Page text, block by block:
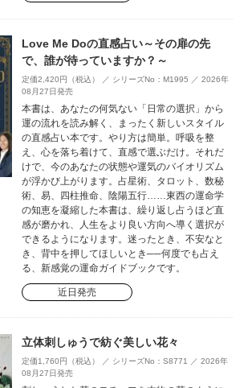
Love Me Doの直感占い～その扉の先
で、誰が待っていますか？～
定価2,420円（税込） ／ シリーズNo：M1995 ／ 2026年
08月27日発売
本書は、あなたの何気ない「日常の選択」から
運の流れを読み解く、まったく新しいスタイル
の直感占い本です。やり方は簡単。呼吸を整
え、心を落ち着けて、直感で選ぶだけ。それだ
けで、今のあなたの状態や運気のバイオリズム
が浮かび上がります。占星術、タロット、数秘
術、易、四柱推命、陰陽五行……東西の運命学
の知恵を凝縮した本書は、繰り返し占うほど直
感が磨かれ、人生をより良い方向へ導く選択が
できるようになります。迷ったとき、不安なと
き、背中を押してほしいとき──何度でも占え
る、新感覚の運命ガイドブックです。
近日発売
立体刺しゅうで紡ぐ美しい花々
定価1,760円（税込） ／ シリーズNo：S8771 ／ 2026年
08月27日発売